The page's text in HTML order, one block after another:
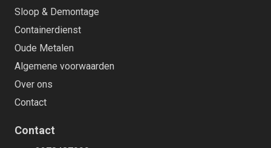
Sloop & Demontage
Containerdienst
Oude Metalen
Algemene voorwaarden
Over ons
Contact
Contact